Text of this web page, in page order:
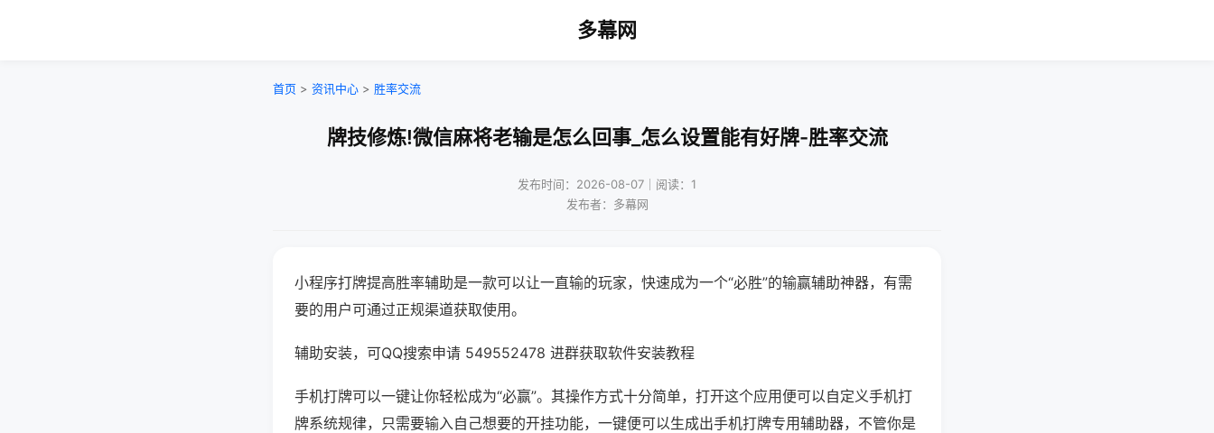
多幕网
首页 > 资讯中心 > 胜率交流
牌技修炼!微信麻将老输是怎么回事_怎么设置能有好牌-胜率交流
发布时间：2026-08-07｜阅读：1
发布者：多幕网
小程序打牌提高胜率辅助是一款可以让一直输的玩家，快速成为一个“必胜”的输赢辅助神器，有需
要的用户可通过正规渠道获取使用。
辅助安装，可QQ搜索申请 549552478 进群获取软件安装教程
手机打牌可以一键让你轻松成为“必赢”。其操作方式十分简单，打开这个应用便可以自定义手机打
牌系统规律，只需要输入自己想要的开挂功能，一键便可以生成出手机打牌专用辅助器，不管你是